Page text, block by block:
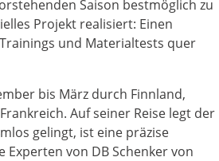
Saison bestmöglich zu
Projekt realisiert: Einen
und Materialtests quer
bis März durch Finnland,
Auf seiner Reise legt der
gelingt, ist eine präzise
von DB Schenker von